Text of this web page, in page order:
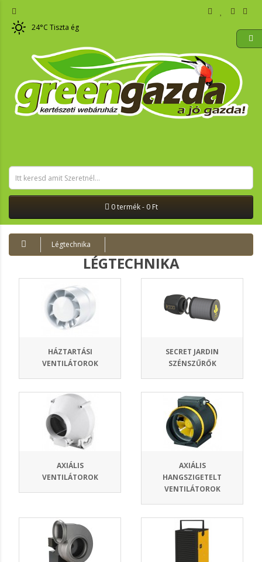
24°C Tiszta ég
0 termék - 0 Ft
Légtechnika
LÉGTECHNIKA
HÁZTARTÁSI
VENTILÁTOROK
SECRET JARDIN
SZÉNSZŰRŐK
AXIÁLIS
VENTILÁTOROK
AXIÁLIS
HANGSZIGETELT
VENTILÁTOROK